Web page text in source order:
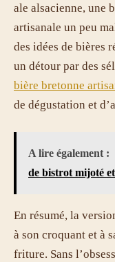
ale alsacienne, une
artisanale un peu
des idées de bières
un détour par des
bière bretonne
de dégustation et
A lire également :
de bistrot mijoté
En résumé, la
à son croquant et à
friture. Sans